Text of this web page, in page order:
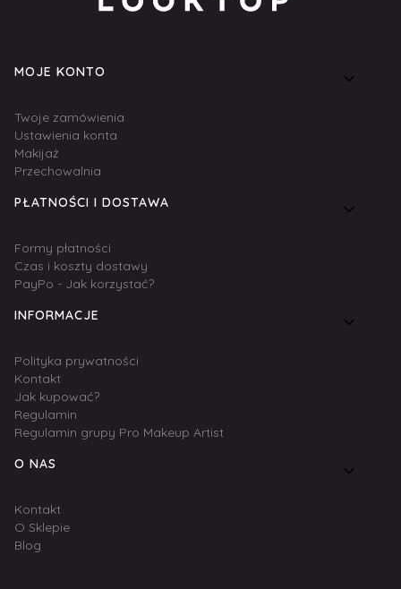
Linki w stopce
MOJE KONTO
Twoje zamówienia
Ustawienia konta
Makijaż
Przechowalnia
PŁATNOŚCI I DOSTAWA
Formy płatności
Czas i koszty dostawy
PayPo - Jak korzystać?
INFORMACJE
Polityka prywatności
Kontakt
Jak kupować?
Regulamin
Regulamin grupy Pro Makeup Artist
O NAS
Kontakt
O Sklepie
Blog